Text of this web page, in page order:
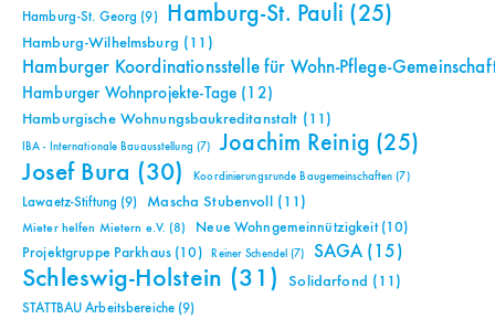
Hamburg-St. Georg (9) Hamburg-St. Pauli (25)
Hamburg-Wilhelmsburg (11)
Hamburger Koordinationsstelle für Wohn-Pflege-
Hamburger Wohnprojekte-Tage (12)
Hamburgische Wohnungsbaukreditanstalt (11)
IBA - Internationale Bauausstellung (7) Joachim Reinig (25)
Josef Bura (30) Koordinierungsrunde Baugemeinschaften (7)
Lawaetz-Stiftung (9) Mascha Stubenvoll (11)
Mieter helfen Mietern e.V. (8) Neue Wohngemeinnützigkeit(10)
Projektgruppe Parkhaus (10) Reiner Schendel (7) SAGA(15)
Schleswig-Holstein (31) Solidarfond (11)
STATTBAU Arbeitsbereiche (9)